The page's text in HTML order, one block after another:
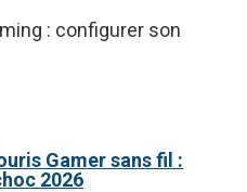
: configurer son
Gamer sans fil :
2026